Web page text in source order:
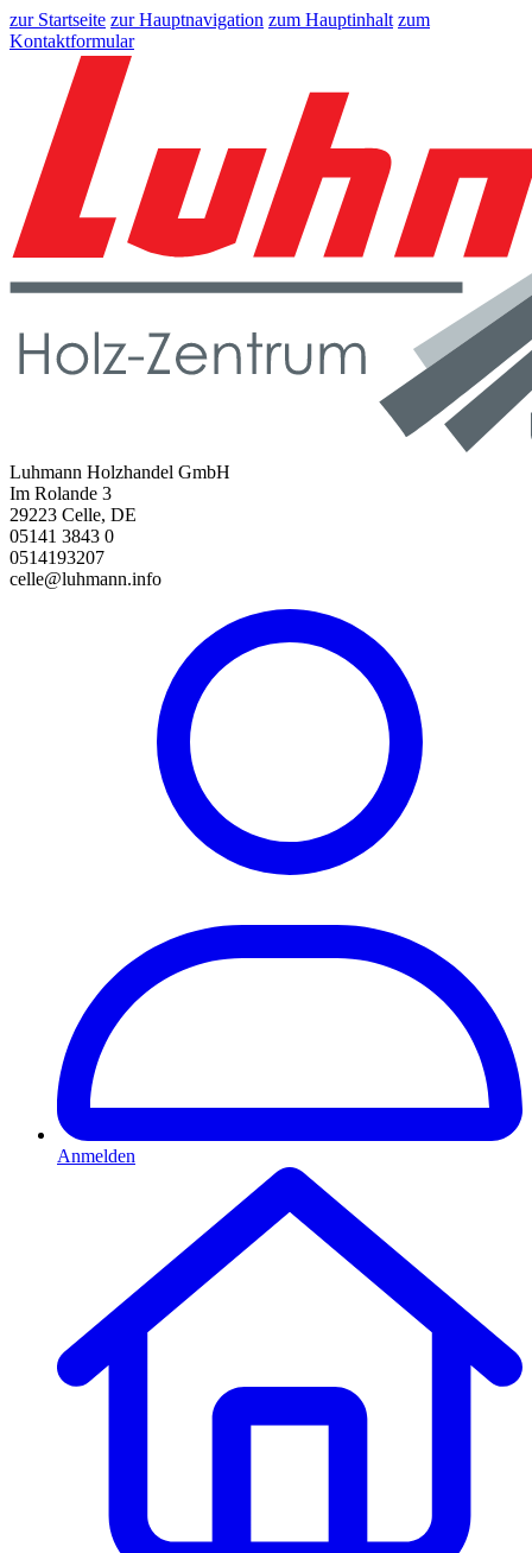
zur Startseite zur Hauptnavigation zum Hauptinhalt zum
Kontaktformular
Luhmann Holzhandel GmbH
Im Rolande 3
29223 Celle, DE
05141 3843 0
0514193207
celle@luhmann.info
Anmelden